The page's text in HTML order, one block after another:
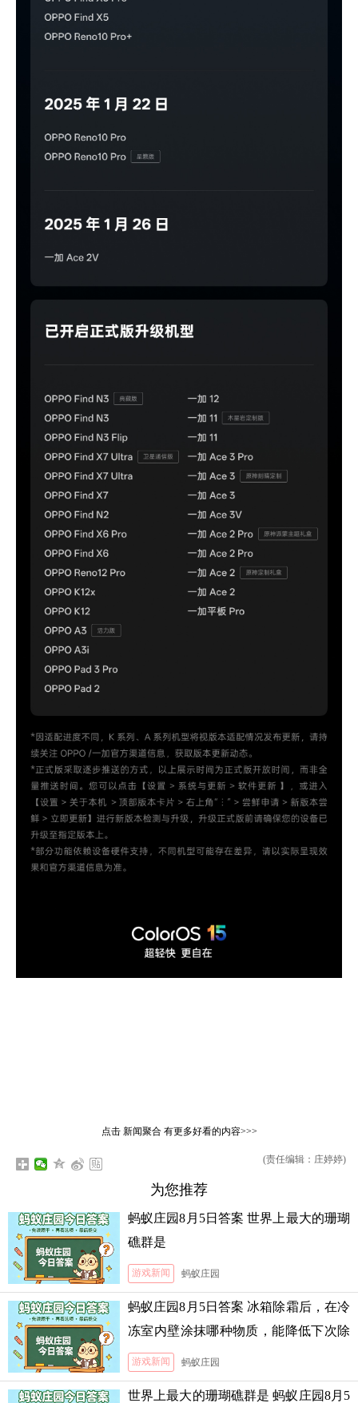
点击 新闻聚合有更多好看的内容>>>
(责任编辑：庄婷婷)
为您推荐
蚂蚁庄园8月5日答案 世界上最大的珊瑚
礁群是
游戏新闻 蚂蚁庄园
蚂蚁庄园8月5日答案 冰箱除霜后，在冷
冻室内壁涂抹哪种物质，能降低下次除
霜的难度
游戏新闻 蚂蚁庄园
世界上最大的珊瑚礁群是 蚂蚁庄园8月5